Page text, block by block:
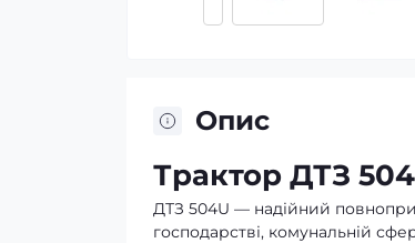
Опис
Трактор ДТЗ
ДТЗ 504U — надійний
господарстві, комунальній